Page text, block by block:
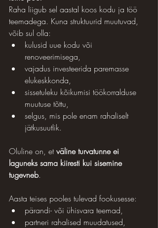
Raha liigub sel aastal koos kodu ja töö
teemadega. Kuna struktuurid muutuvad,
võib sul olla:
kulusid uue kodu või
renoveerimisega,
vajadus investeerida paremasse
elukeskkonda,
sissetuleku kõikumisi töökorralduse
muutuse tõttu,
selgus, mis pole enam rahaliselt
jätkusuutlik.
Oluline on, et väline turvatunne ei
laguneks sama kiiresti kui sisemine
tugevneb.
Aasta teises pooles tulevad fookusesse:
pärandi- või ühisvara teemad,
partneri rahalised muudatused,